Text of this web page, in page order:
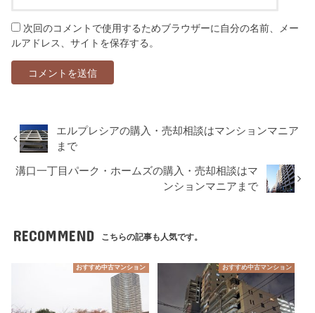
次回のコメントで使用するためブラウザーに自分の名前、メー
ルアドレス、サイトを保存する。
エルプレシアの購入・売却相談はマンションマニア
まで
溝口一丁目パーク・ホームズの購入・売却相談はマ
ンションマニアまで
RECOMMEND こちらの記事も人気です。
おすすめ中古マンション おすすめ中古マンション